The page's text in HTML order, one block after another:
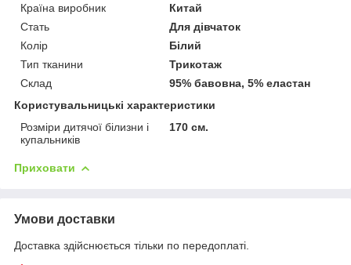
Країна виробник
Китай
Стать
Для дівчаток
Колір
Білий
Тип тканини
Трикотаж
Склад
95% бавовна, 5% еластан
Користувальницькі характеристики
Розміри дитячої білизни і
купальників
170 см.
Приховати
Умови доставки
Доставка здійснюється тільки по передоплаті.